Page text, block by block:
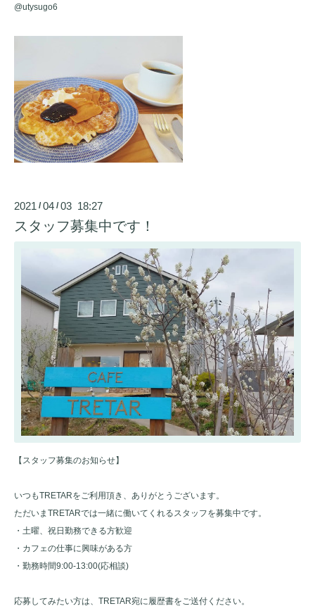
@utysugo6
2021 /04 /03 18:27
スタッフ募集中です！
【スタッフ募集のお知らせ】
いつもTRETARをご利用頂き、ありがとうございます。
ただいまTRETARでは一緒に働いてくれるスタッフを募集中です。
・土曜、祝日勤務できる方歓迎
・カフェの仕事に興味がある方
・勤務時間9:00-13:00(応相談)
応募してみたい方は、TRETAR宛に履歴書をご送付ください。